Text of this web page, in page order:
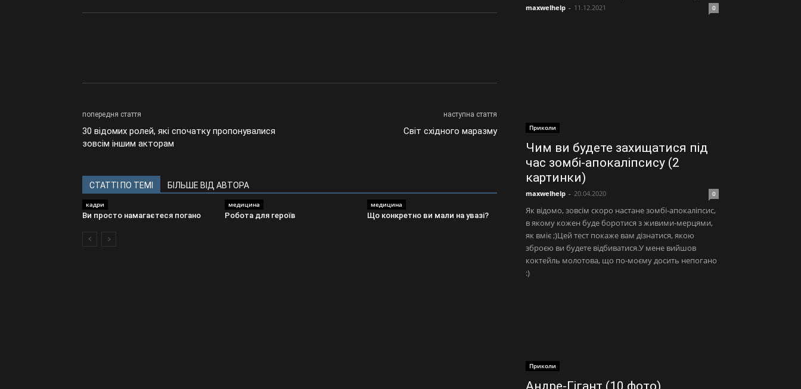
попередня стаття
30 відомих ролей, які спочатку пропонувалися
зовсім іншим акторам
наступна стаття
Світ східного маразму
СТАТТІ ПО ТЕМІ БІЛЬШЕ ВІД АВТОРА
кадри
Ви просто намагаєтеся погано
медицина
Робота для героїв
медицина
Що конкретно ви мали на увазі?
maxwelhelp - 11.12.2021 0
Приколи
Чим ви будете захищатися під
час зомбі-апокаліпсису (2
картинки)
maxwelhelp - 20.04.2020 0
Як відомо, зовсім скоро настане зомбі-апокаліпсис,
в якому кожен буде боротися з живими-мерцями,
як вміє ;)Цей тест покаже вам дізнатися, якою
зброєю ви будете відбиватися.У мене вийшов
коктейль молотова, що по-моєму досить непогано
:)
Приколи
Андре-Гігант (10 фото)